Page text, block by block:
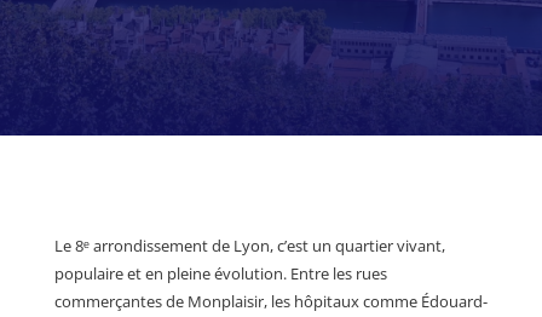
Le 8ᵉ arrondissement de Lyon, c’est un quartier vivant,
populaire et en pleine évolution. Entre les rues
commerçantes de Monplaisir, les hôpitaux comme Édouard-